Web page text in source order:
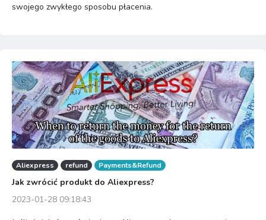
swojego zwykłego sposobu płacenia.
Aliexpress refund Payments&Refund
Jak zwrócić produkt do Aliexpress?
2023-01-28 09:18:43